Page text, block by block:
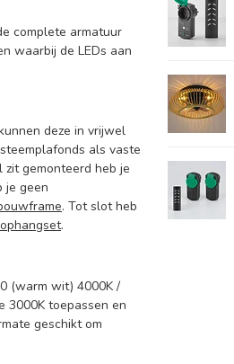
complete armatuur
waarbij de LEDs aan
deze in vrijwel
als vaste
gemonteerd heb je
je geen
. Tot slot heb
.
(warm wit) 4000K /
3000K toepassen en
geschikt om